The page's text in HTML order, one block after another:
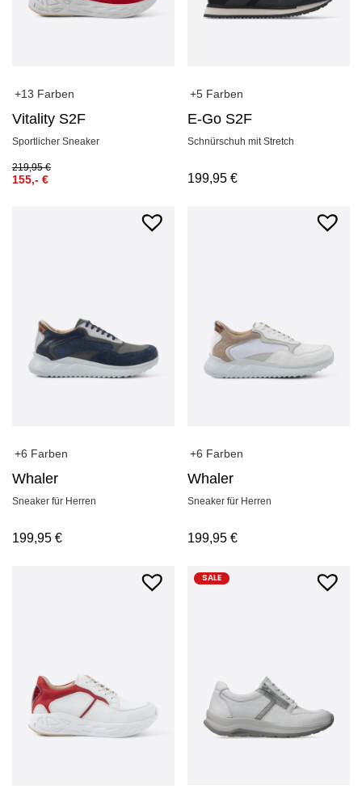
+13 Farben
Vitality S2F
Sportlicher Sneaker
219,95€
155,- €
+5 Farben
E-Go S2F
Schnürschuh mit Stretch
199,95€
+6 Farben
Whaler
Sneaker für Herren
199,95 €
+6 Farben
Whaler
Sneaker für Herren
199,95€
SALE